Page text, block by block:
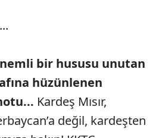
bir hususu unutan
hüzünlenen
Kardeş Mısır,
değil, kardeşten